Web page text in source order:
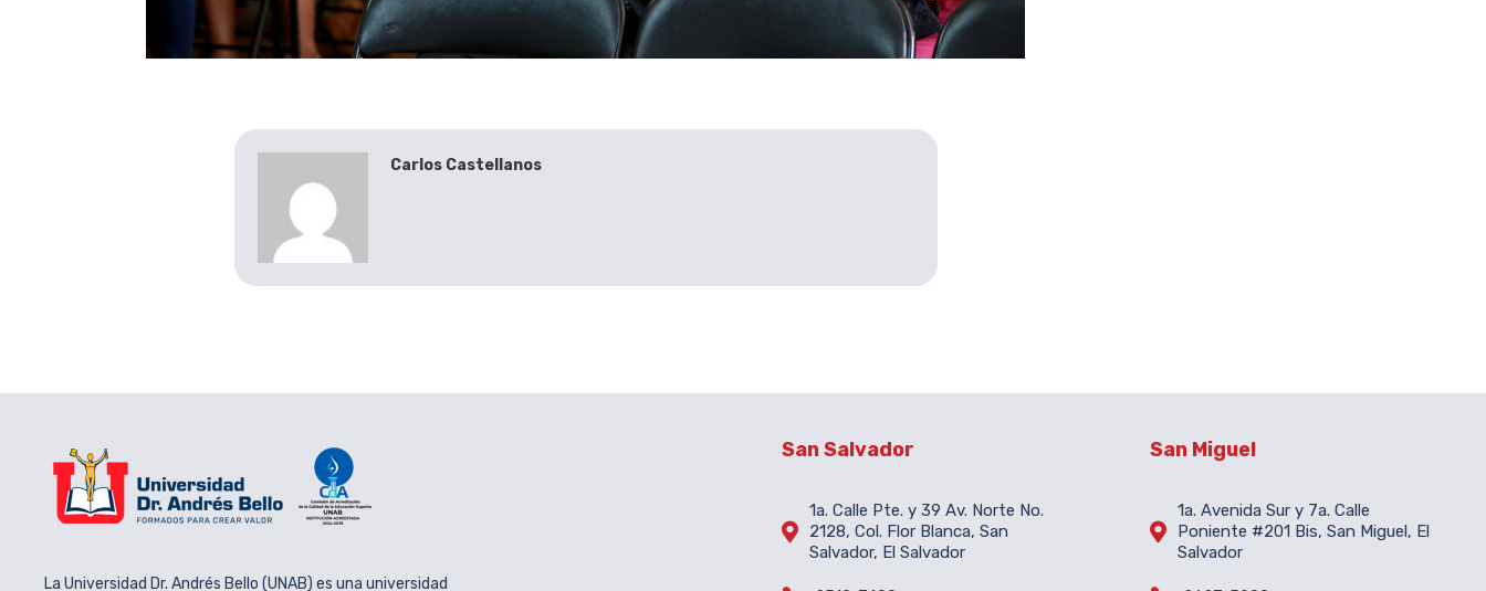
Carlos Castellanos
La Universidad Dr. Andrés Bello (UNAB) es una universidad
San Salvador

1a. Calle Pte. y 39 Av. Norte No.
2128, Col. Flor Blanca, San
Salvador, El Salvador
San Miguel

1a. Avenida Sur y 7a. Calle
Poniente #201 Bis, San Miguel, El
Salvador